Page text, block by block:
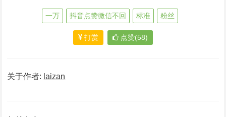
一万 抖音点赞微信不回 标准 粉丝
打赏 点赞(58)
关于作者: laizan